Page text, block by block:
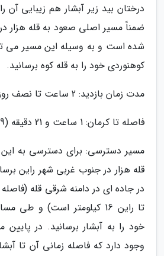
درختان بید زیر آبشار هم زیبایی آن
ضمناً مسیر اصلی صعود به قله هزار
کوهنوردی خود را به قله کوه برسانید.
مدت زمان بازدید: 2 ساعت تا نصف روز یا حتی یک روز
فاصله تا کرمان: 1 ساعت و 21 دقیقه (119 کیلومتر)
مسیر دسترسی: برای دسترسی به این
قله هزار در جنوب غربی شهر راین
در جاده ای در دامنه شرقی قله
تا راین 16 کیلومتر است) و
خود را به آبشار برسانید. در پایین
وجود دارد که فاصله زمانی آن تا